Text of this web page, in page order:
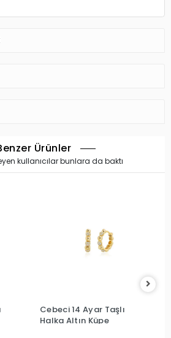
Ürünler
kullanıcılar bunlara da baktı
Cebeci 14 Ayar Taşlı
Halka Altın Küpe